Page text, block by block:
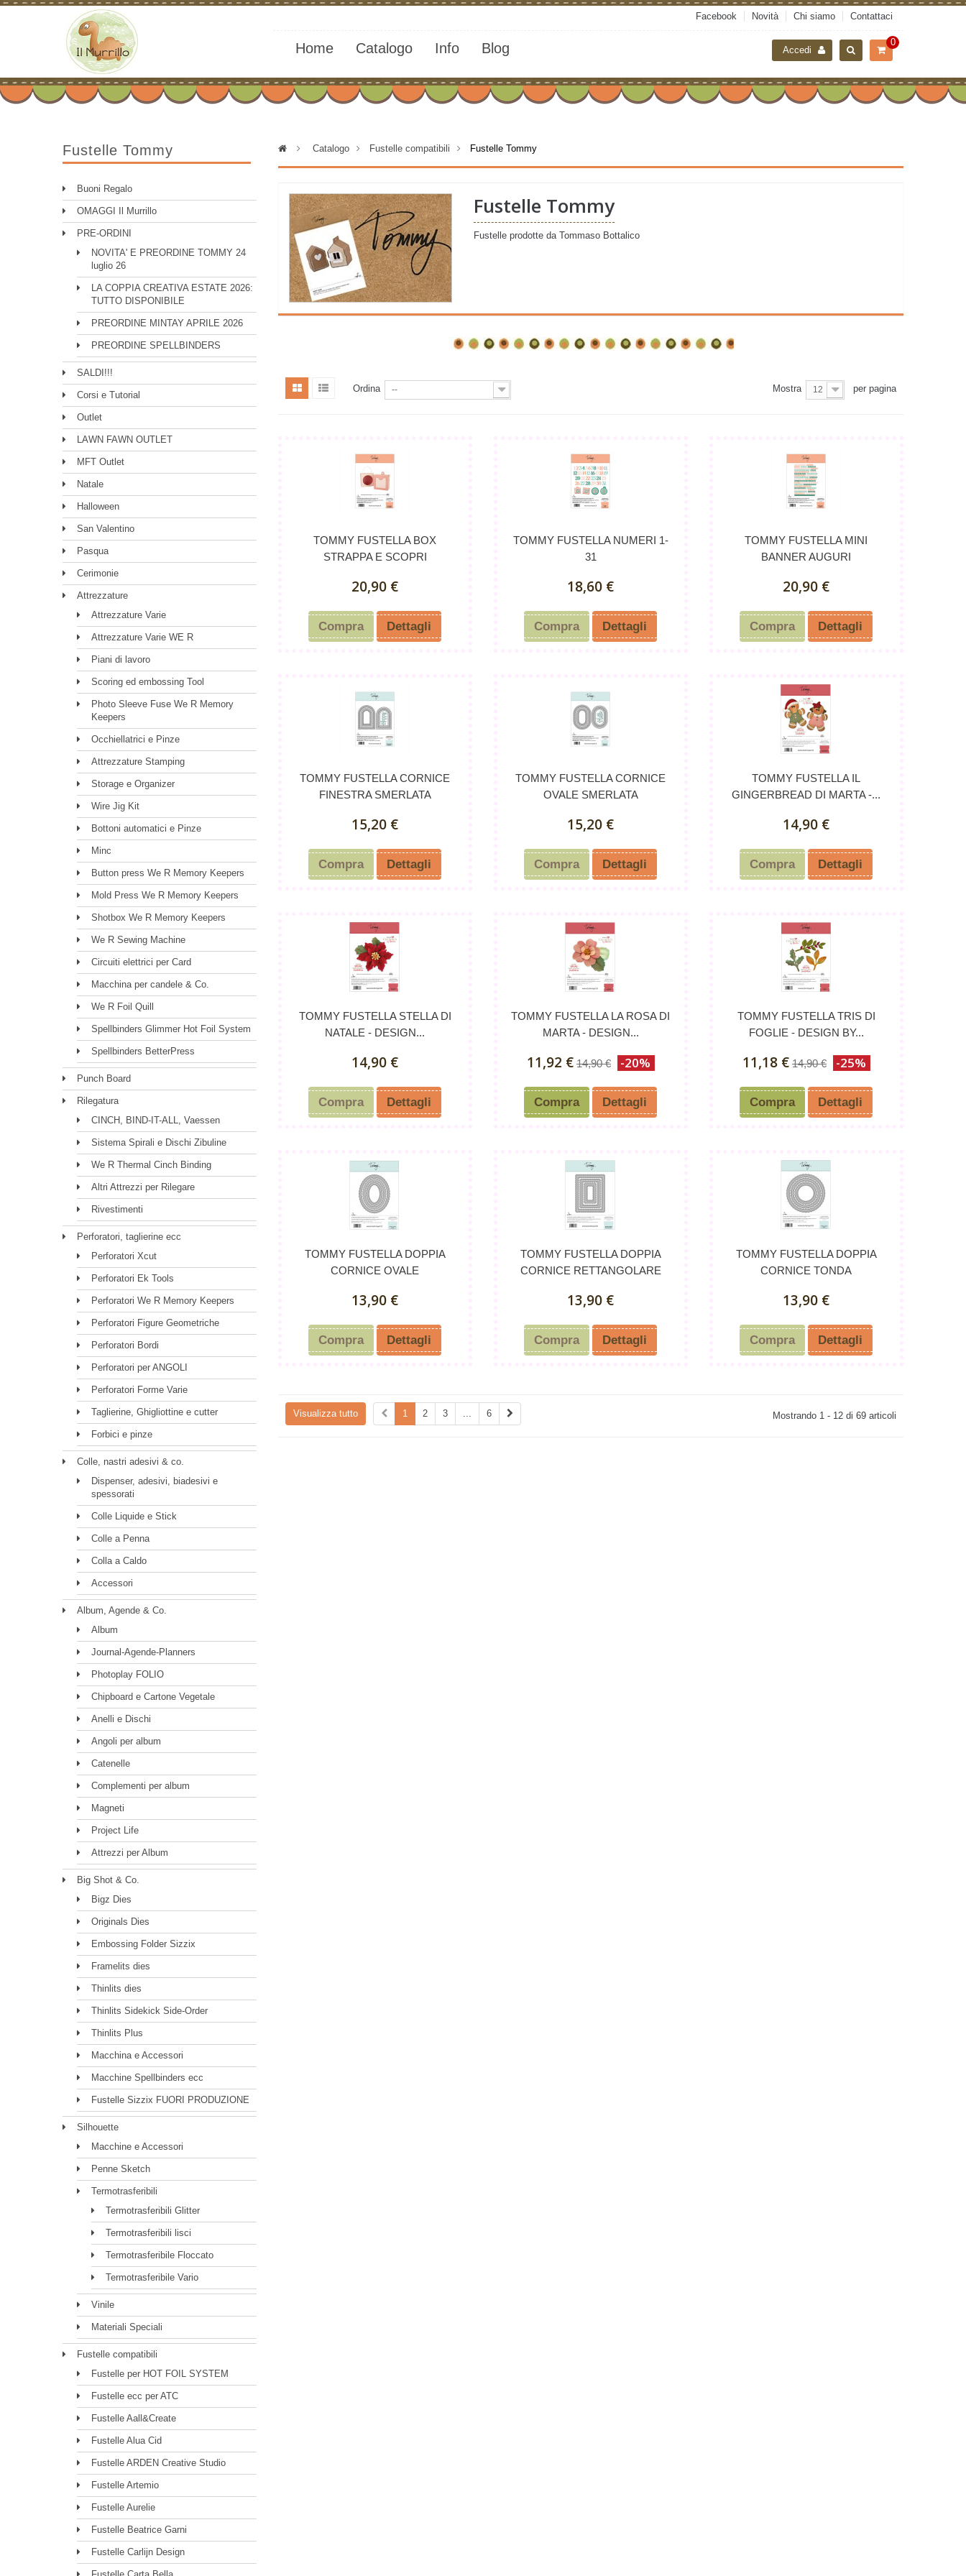
Facebook Novità Chi siamo Contattaci
0
Home Catalogo Info Blog Accedi
Fustelle Tommy
Buoni Regalo
OMAGGI Il Murrillo
PRE-ORDINI
NOVITA' E PREORDINE TOMMY 24
luglio 26
LA COPPIA CREATIVA ESTATE 2026:
TUTTO DISPONIBILE
PREORDINE MINTAY APRILE 2026
PREORDINE SPELLBINDERS
SALDI!!!
Corsi e Tutorial
Outlet
LAWN FAWN OUTLET
MFT Outlet
Natale
Halloween
San Valentino
Pasqua
Cerimonie
Attrezzature
Attrezzature Varie
Attrezzature Varie WE R
Piani di lavoro
Scoring ed embossing Tool
Photo Sleeve Fuse We R Memory
Keepers
Occhiellatrici e Pinze
Attrezzature Stamping
Storage e Organizer
Wire Jig Kit
Bottoni automatici e Pinze
Minc
Button press We R Memory Keepers
Mold Press We R Memory Keepers
Shotbox We R Memory Keepers
We R Sewing Machine
Circuiti elettrici per Card
Macchina per candele & Co.
We R Foil Quill
Spellbinders Glimmer Hot Foil System
Spellbinders BetterPress
Punch Board
Rilegatura
CINCH, BIND-IT-ALL, Vaessen
Sistema Spirali e Dischi Zibuline
We R Thermal Cinch Binding
Altri Attrezzi per Rilegare
Rivestimenti
Perforatori, taglierine ecc
Perforatori Xcut
Perforatori Ek Tools
Perforatori We R Memory Keepers
Perforatori Figure Geometriche
Perforatori Bordi
Perforatori per ANGOLI
Perforatori Forme Varie
Taglierine, Ghigliottine e cutter
Forbici e pinze
Colle, nastri adesivi & co.
Dispenser, adesivi, biadesivi e
spessorati
Colle Liquide e Stick
Colle a Penna
Colla a Caldo
Accessori
Album, Agende & Co.
Album
Journal-Agende-Planners
Photoplay FOLIO
Chipboard e Cartone Vegetale
Anelli e Dischi
Angoli per album
Catenelle
Complementi per album
Magneti
Project Life
Attrezzi per Album
Big Shot & Co.
Bigz Dies
Originals Dies
Embossing Folder Sizzix
Framelits dies
Thinlits dies
Thinlits Sidekick Side-Order
Thinlits Plus
Macchina e Accessori
Macchine Spellbinders ecc
Fustelle Sizzix FUORI PRODUZIONE
Silhouette
Macchine e Accessori
Penne Sketch
Termotrasferibili
Termotrasferibili Glitter
Termotrasferibili lisci
Termotrasferibile Floccato
Termotrasferibile Vario
Vinile
Materiali Speciali
Fustelle compatibili
Fustelle per HOT FOIL SYSTEM
Fustelle ecc per ATC
Fustelle Aall&Create
Fustelle Alua Cid
Fustelle ARDEN Creative Studio
Fustelle Artemio
Fustelle Aurelie
Fustelle Beatrice Garni
Fustelle Carlijn Design
> Catalogo > Fustelle compatibili > Fustelle Tommy
Fustelle Tommy
Fustelle prodotte da Tommaso Bottalico
Ordina -- Mostra 12 per pagina
TOMMY FUSTELLA BOX
STRAPPA E SCOPRI
20,90 €
Compra Dettagli
TOMMY FUSTELLA NUMERI 1-
31
18,60 €
Compra Dettagli
TOMMY FUSTELLA MINI
BANNER AUGURI
20,90 €
Compra Dettagli
TOMMY FUSTELLA CORNICE
FINESTRA SMERLATA
15,20 €
Compra Dettagli
TOMMY FUSTELLA CORNICE
OVALE SMERLATA
15,20 €
Compra Dettagli
TOMMY FUSTELLA IL
GINGERBREAD DI MARTA -...
14,90 €
Compra Dettagli
TOMMY FUSTELLA STELLA DI
NATALE - DESIGN...
14,90 €
Compra Dettagli
TOMMY FUSTELLA LA ROSA DI
MARTA - DESIGN...
11,92 € 14,90 € -20%
Compra Dettagli
TOMMY FUSTELLA TRIS DI
FOGLIE - DESIGN BY...
11,18 € 14,90 € -25%
Compra Dettagli
TOMMY FUSTELLA DOPPIA
CORNICE OVALE
13,90 €
Compra Dettagli
TOMMY FUSTELLA DOPPIA
CORNICE RETTANGOLARE
13,90 €
Compra Dettagli
TOMMY FUSTELLA DOPPIA
CORNICE TONDA
13,90 €
Compra Dettagli
Visualizza tutto 1 2 3 ... 6 Mostrando 1 - 12 di 69 articoli